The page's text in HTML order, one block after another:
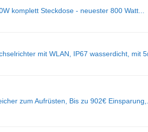
komplett Steckdose - neuester 800 Watt...
mit WLAN, IP67 wasserdicht, mit
zum Aufrüsten, Bis zu 902€ Einsparung,...